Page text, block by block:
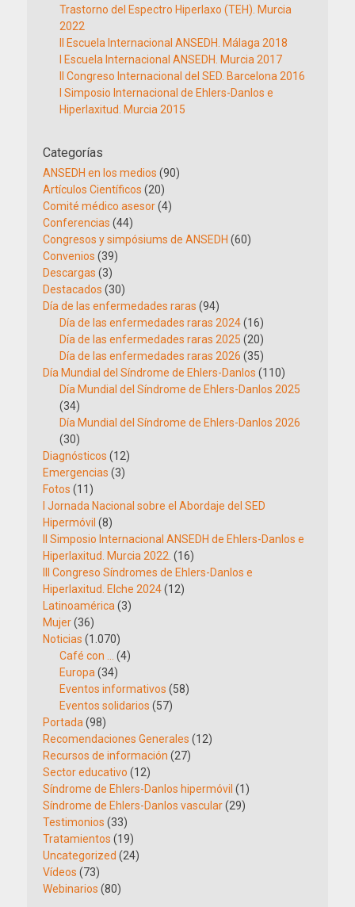
Trastorno del Espectro Hiperlaxo (TEH). Murcia
2022
II Escuela Internacional ANSEDH. Málaga 2018
I Escuela Internacional ANSEDH. Murcia 2017
II Congreso Internacional del SED. Barcelona 2016
I Simposio Internacional de Ehlers-Danlos e
Hiperlaxitud. Murcia 2015
Categorías
ANSEDH en los medios (90)
Artículos Científicos (20)
Comité médico asesor(4)
Conferencias (44)
Congresos y simpósiums de ANSEDH (60)
Convenios (39)
Descargas (3)
Destacados (30)
Día de las enfermedades raras (94)
Día de las enfermedades raras 2024(16)
Día de las enfermedades raras 2025 (20)
Día de las enfermedades raras 2026 (35)
Día Mundial del Síndrome de Ehlers-Danlos (110)
Día Mundial del Síndrome de Ehlers-Danlos 2025
(34)
Día Mundial del Síndrome de Ehlers-Danlos 2026
(30)
Diagnósticos (12)
Emergencias (3)
Fotos (11)
I Jornada Nacional sobre el Abordaje del SED
Hipermóvil (8)
II Simposio Internacional ANSEDH de Ehlers-Danlos e
Hiperlaxitud. Murcia 2022. (16)
III Congreso Síndromes de Ehlers-Danlos e
Hiperlaxitud. Elche 2024(12)
Latinoamérica (3)
Mujer(36)
Noticias (1.070)
Café con …
(4)
Europa (34)
Eventos informativos (58)
Eventos solidarios (57)
Portada (98)
Recomendaciones Generales (12)
Recursos de información (27)
Sector educativo (12)
Síndrome de Ehlers-Danlos hipermóvil (1)
Síndrome de Ehlers-Danlos vascular(29)
Testimonios (33)
Tratamientos (19)
Uncategorized (24)
Vídeos (73)
Webinarios (80)